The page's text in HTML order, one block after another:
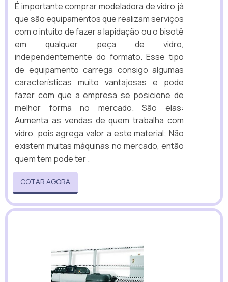
É importante comprar modeladora de vidro já
que são equipamentos que realizam serviços
com o intuito de fazer a lapidação ou o bisotê
em qualquer peça de vidro,
independentemente do formato. Esse tipo
de equipamento carrega consigo algumas
características muito vantajosas e pode
fazer com que a empresa se posicione de
melhor forma no mercado. São elas:
Aumenta as vendas de quem trabalha com
vidro, pois agrega valor a este material; Não
existem muitas máquinas no mercado, então
quem tem pode ter .
COTAR AGORA